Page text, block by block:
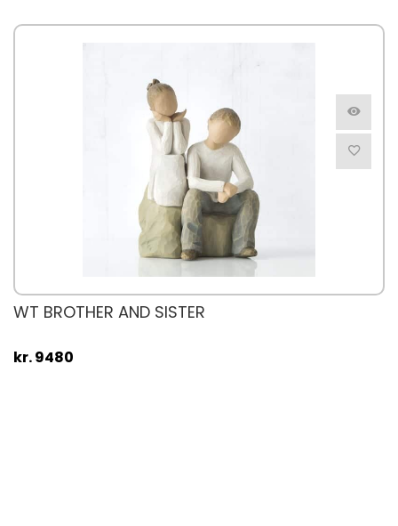
WT BROTHER AND SISTER
kr. 9480